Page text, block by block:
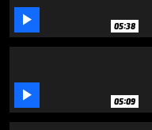
40
seconds
 05:38
 05:09